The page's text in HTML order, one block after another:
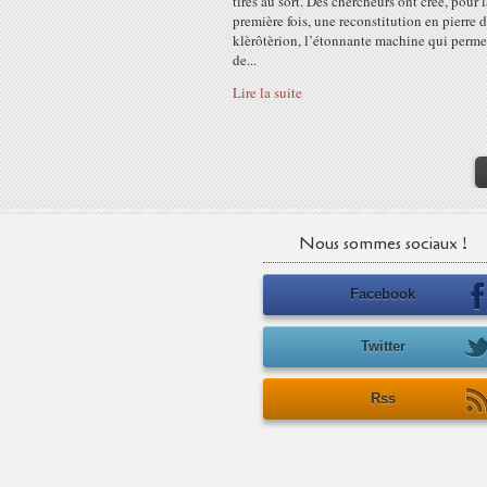
première fois, une reconstitution en pierre
klèrôtèrion, l’étonnante machine qui
de...
Lire la suite
Nous sommes sociaux !
Facebook
Twitter
Rss